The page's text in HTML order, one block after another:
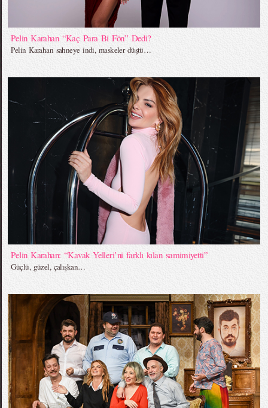
Pelin Karahan “Kaç Para Bi Fön” Dedi?
Pelin Karahan sahneye indi, maskeler düştü…
Pelin Karahan: “Kavak Yelleri’ni farklı kılan samimiyetti”
Güçlü, güzel, çalışkan…